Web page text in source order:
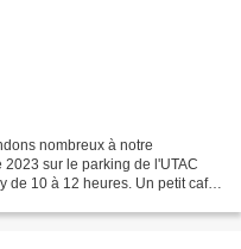
nombreux à notre
sur le parking de l'UTAC
10 à 12 heures. Un petit café